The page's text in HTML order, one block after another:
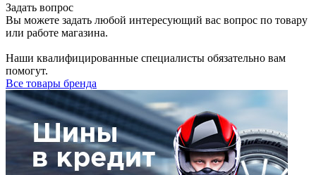
Задать вопрос
Вы можете задать любой интересующий вас вопрос по товару
или работе магазина.
Наши квалифицированные специалисты обязательно вам
помогут.
Все товары бренда